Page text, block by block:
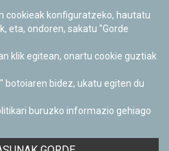
Youtube
Flickr
cookieak konfiguratzeko, hautatu
eta, ondoren, sakatu "Gorde
klik egitean, onartu cookie guztiak
botoiaren bidez, ukatu egiten du
buruzko informazio gehiago